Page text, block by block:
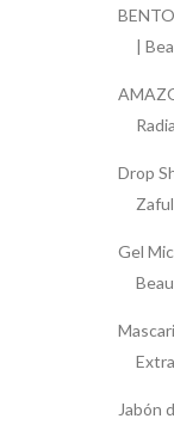
|
Drop
Gel
Jabón